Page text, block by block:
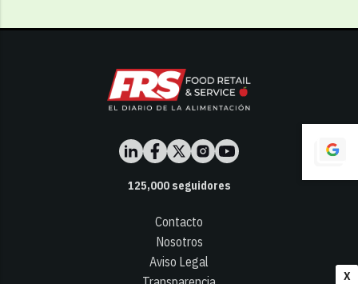
X
125,000seguidores
Contacto
Nosotros
Aviso Legal